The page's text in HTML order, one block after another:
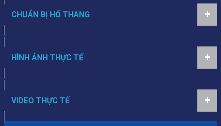
CHUẨN BỊ HỐ THANG
HÌNH ẢNH THỰC TẾ
VIDEO THỰC TẾ